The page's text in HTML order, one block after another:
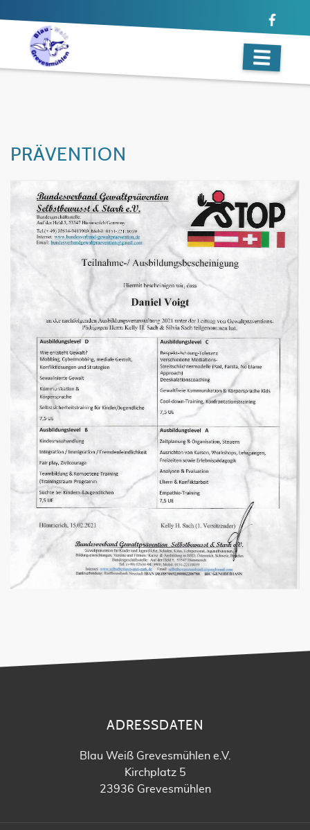
PRÄVENTION
ADRESSDATEN
Blau Weiß Grevesmühlen e.V.
Kirchplatz 5
23936 Grevesmühlen